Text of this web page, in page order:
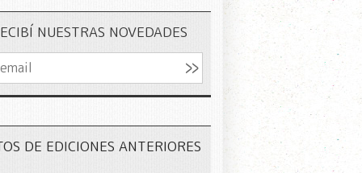
NUESTRAS NOVEDADES
DE EDICIONES ANTERIORES